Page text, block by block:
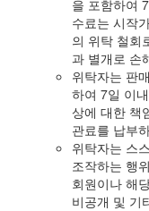
을 포함하여
수료는 시작
의 위탁 철회
과 별개로 손
위탁자는 판
하여 7일 이
상에 대한 책
관료를 납부
위탁자는 스
조작하는 행
회원이나 해
비공개 및 기